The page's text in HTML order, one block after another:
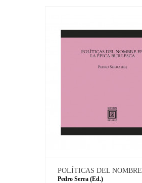
POLÍTICAS DEL NOMBRE
Pedro Serra (Ed.)